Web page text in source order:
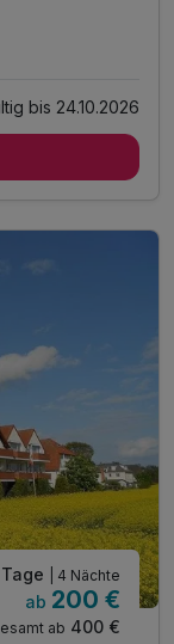
bis 24.10.2026
| 4 Nächte
ab 200 €
ab 400 €